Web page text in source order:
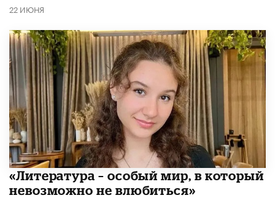
22 ИЮНЯ
​«Литература – особый мир, в который
невозможно не влюбиться»